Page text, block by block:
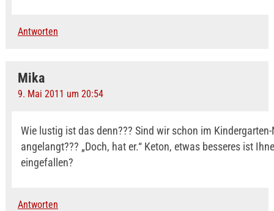
Antworten
Mika
9. Mai 2011 um 20:54
Wie lustig ist das denn??? Sind wir schon im
angelangt??? „Doch, hat er.“ Keton, etwas besseres ist
eingefallen?
Antworten